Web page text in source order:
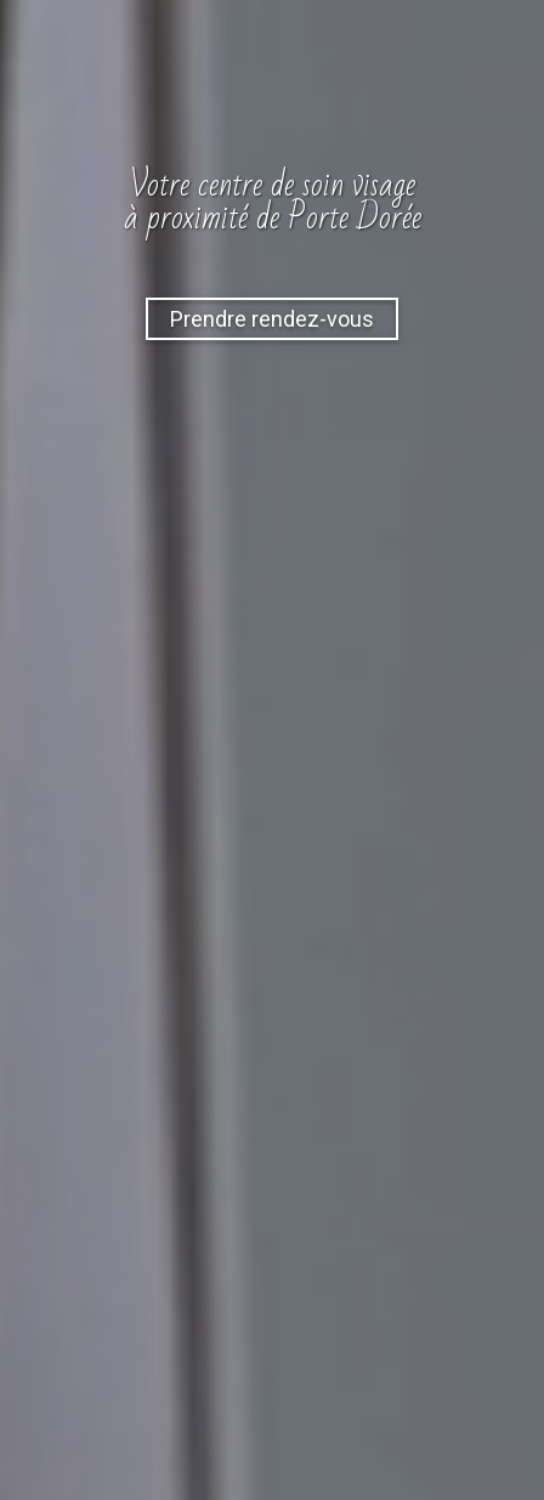
Votrecentrede soin visage
à proximité de Porte Dorée
Prendre rendez-vous